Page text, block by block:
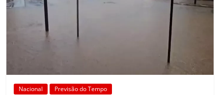
Nacional Previsão do Tempo